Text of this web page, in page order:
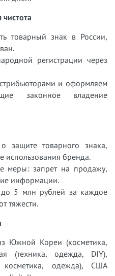
товарный знак в России,
регистрации через
и оформляем
законное владение
товарного знака,
использования бренда.
меры: запрет на продажу,
информации.
5 млн рублей за каждое
тяжести.
Южной Кореи (косметика,
(техника, одежда, DIY),
одежда), США